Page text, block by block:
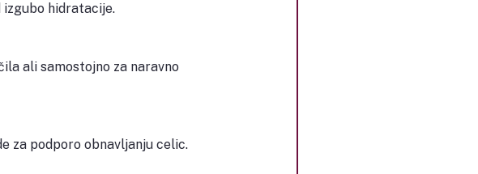
hidratacije.
ali samostojno za naravno
za podporo obnavljanju celic.